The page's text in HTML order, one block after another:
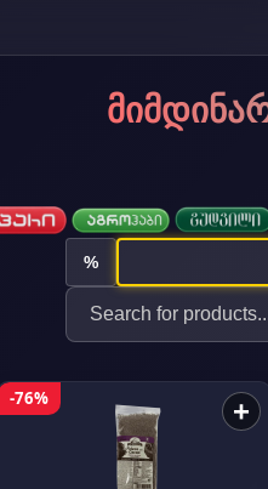
%
-76% +